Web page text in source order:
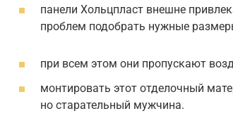
панели Хольцпласт внешне
проблем подобрать нужные
при всем этом они пропускают
монтировать этот отделочный
но старательный мужчина.